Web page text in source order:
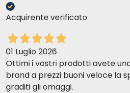
Acquirente verificato
01 Luglio 2026
Ottimi i vostri prodotti avete
brand a prezzi buoni veloce la
graditi gli omaggi.